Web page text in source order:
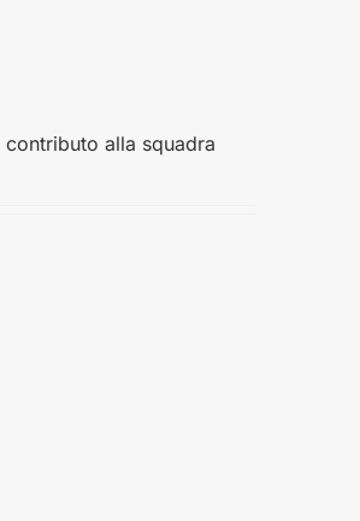
alla squadra